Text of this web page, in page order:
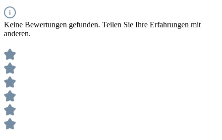
Keine Bewertungen gefunden. Teilen Sie Ihre Erfahrungen mit
anderen.